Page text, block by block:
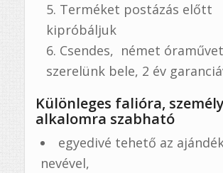
Terméket postázás előtt
kipróbáljuk
Csendes, német óraművet
szerelünk bele, 2 év
Különleges falióra,
alkalomra szabható
egyedivé tehető az
nevével,